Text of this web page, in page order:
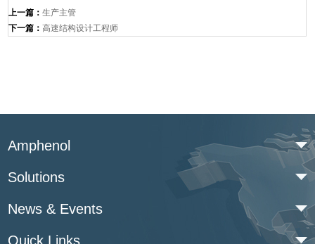
上一篇：生产主管
下一篇：高速结构设计工程师
Amphenol
Solutions
News & Events
Quick Links